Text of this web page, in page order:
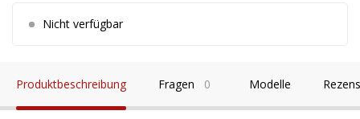
Nicht verfügbar
Produktbeschreibung Fragen 0 Modelle